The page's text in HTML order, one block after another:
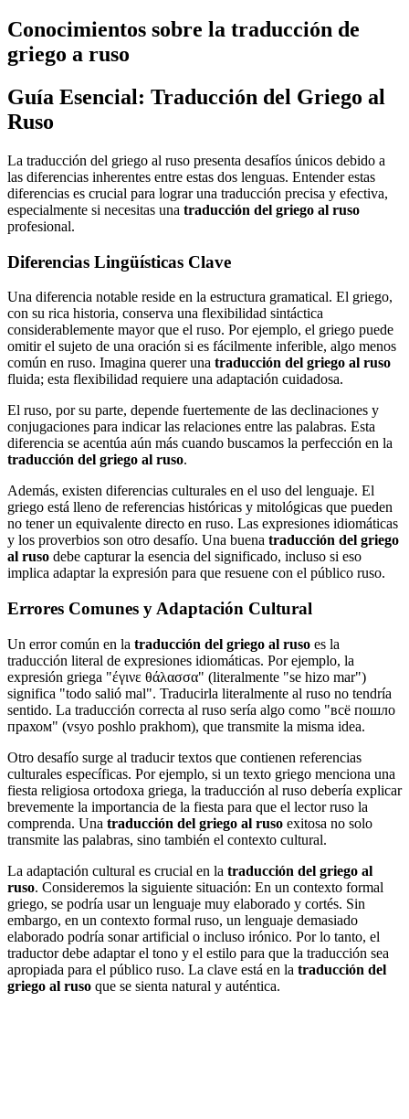
Conocimientos sobre la traducción de
griego a ruso
Guía Esencial: Traducción del Griego al
Ruso
La traducción del griego al ruso presenta desafíos únicos debido a
las diferencias inherentes entre estas dos lenguas. Entender estas
diferencias es crucial para lograr una traducción precisa y efectiva,
especialmente si necesitas una traducción del griego al ruso
profesional.
Diferencias Lingüísticas Clave
Una diferencia notable reside en la estructura gramatical. El griego,
con su rica historia, conserva una flexibilidad sintáctica
considerablemente mayor que el ruso. Por ejemplo, el griego puede
omitir el sujeto de una oración si es fácilmente inferible, algo menos
común en ruso. Imagina querer una traducción del griego al ruso
fluida; esta flexibilidad requiere una adaptación cuidadosa.
El ruso, por su parte, depende fuertemente de las declinaciones y
conjugaciones para indicar las relaciones entre las palabras. Esta
diferencia se acentúa aún más cuando buscamos la perfección en la
traducción del griego al ruso.
Además, existen diferencias culturales en el uso del lenguaje. El
griego está lleno de referencias históricas y mitológicas que pueden
no tener un equivalente directo en ruso. Las expresiones idiomáticas
y los proverbios son otro desafío. Una buena traducción del griego
al ruso debe capturar la esencia del significado, incluso si eso
implica adaptar la expresión para que resuene con el público ruso.
Errores Comunes y Adaptación Cultural
Un error común en la traducción del griego al ruso es la
traducción literal de expresiones idiomáticas. Por ejemplo, la
expresión griega "έγινε θάλασσα" (literalmente "se hizo mar")
significa "todo salió mal". Traducirla literalmente al ruso no tendría
sentido. La traducción correcta al ruso sería algo como "всё пошло
прахом" (vsyo poshlo prakhom), que transmite la misma idea.
Otro desafío surge al traducir textos que contienen referencias
culturales específicas. Por ejemplo, si un texto griego menciona una
fiesta religiosa ortodoxa griega, la traducción al ruso debería explicar
brevemente la importancia de la fiesta para que el lector ruso la
comprenda. Una traducción del griego al ruso exitosa no solo
transmite las palabras, sino también el contexto cultural.
La adaptación cultural es crucial en la traducción del griego al
ruso. Consideremos la siguiente situación: En un contexto formal
griego, se podría usar un lenguaje muy elaborado y cortés. Sin
embargo, en un contexto formal ruso, un lenguaje demasiado
elaborado podría sonar artificial o incluso irónico. Por lo tanto, el
traductor debe adaptar el tono y el estilo para que la traducción sea
apropiada para el público ruso. La clave está en la traducción del
griego al ruso que se sienta natural y auténtica.